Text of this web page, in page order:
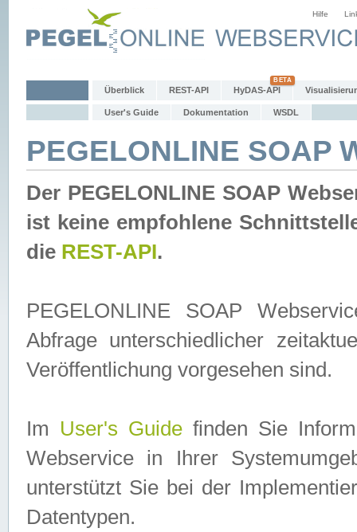
Hilfe
Überblick REST-API HyDAS-API
User's Guide Dokumentation WSDL
PEGELONLINE SOAP
Der PEGELONLINE SOAP
ist keine empfohlene
die REST-API.
PEGELONLINE SOAP
Abfrage unterschiedlicher
Veröffentlichung vorgesehen sind.
Im User's Guidefinden Sie
Webservice in Ihrer
unterstützt Sie bei der
Datentypen.